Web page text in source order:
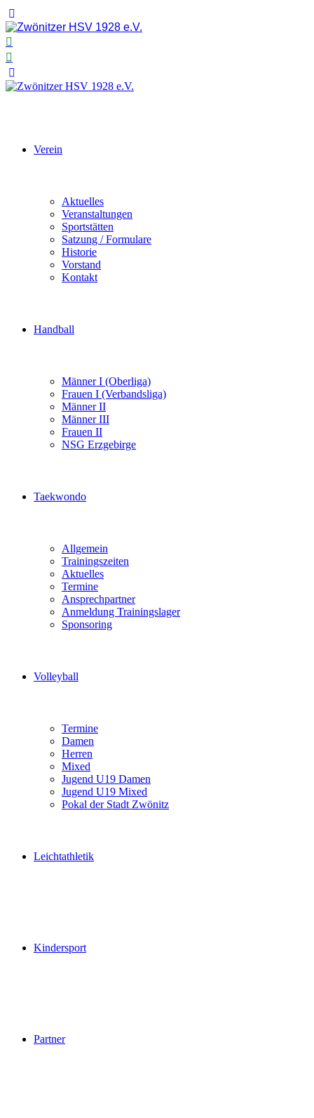
Verein
Aktuelles
Veranstaltungen
Sportstätten
Satzung / Formulare
Historie
Vorstand
Kontakt
Handball
Männer I (Oberliga)
Frauen I (Verbandsliga)
Männer II
Männer III
Frauen II
NSG Erzgebirge
Taekwondo
Allgemein
Trainingszeiten
Aktuelles
Termine
Ansprechpartner
Anmeldung Trainingslager
Sponsoring
Volleyball
Termine
Damen
Herren
Mixed
Jugend U19 Damen
Jugend U19 Mixed
Pokal der Stadt Zwönitz
Leichtathletik
Kindersport
Partner